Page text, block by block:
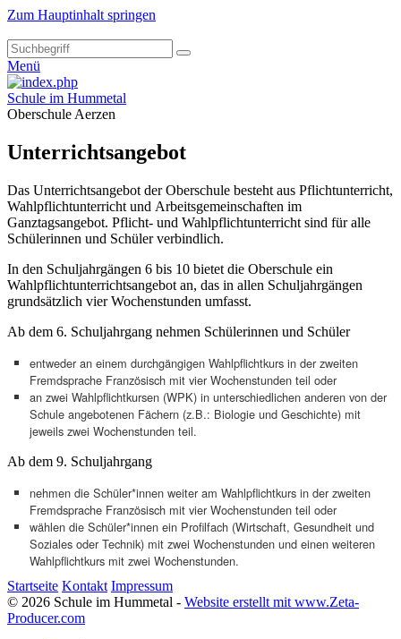
Zum Hauptinhalt springen
Menü
Schule im Hummetal
Oberschule Aerzen
Unterrichtsangebot
Das Unterrichtsangebot der Oberschule besteht aus Pflichtunterricht,
Wahlpflichtunterricht und Arbeitsgemeinschaften im
Ganztagsangebot. Pflicht- und Wahlpflichtunterricht sind für alle
Schülerinnen und Schüler verbindlich.
In den Schuljahrgängen 6 bis 10 bietet die Oberschule ein
Wahlpflichtunterrichtsangebot an, das in allen Schuljahrgängen
grundsätzlich vier Wochenstunden umfasst.
Ab dem 6. Schuljahrgang nehmen Schülerinnen und Schüler
entweder an einem durchgängigen Wahlpflichtkurs in der zweiten
Fremdsprache Französisch mit vier Wochenstunden teil oder
an zwei Wahlpflichtkursen (WPK) in unterschiedlichen anderen von der
Schule angebotenen Fächern (z.B.: Biologie und Geschichte) mit
jeweils zwei Wochenstunden teil.
Ab dem 9. Schuljahrgang
nehmen die Schüler*innen weiter am Wahlpflichtkurs in der zweiten
Fremdsprache Französisch mit vier Wochenstunden teil oder
wählen die Schüler*innen ein Profilfach (Wirtschaft, Gesundheit und
Soziales oder Technik) mit zwei Wochenstunden und einen weiteren
Wahlpflichtkurs mit zwei Wochenstunden.
Startseite Kontakt Impressum
© 2026 Schule im Hummetal - Website erstellt mit www.Zeta-
Producer.com